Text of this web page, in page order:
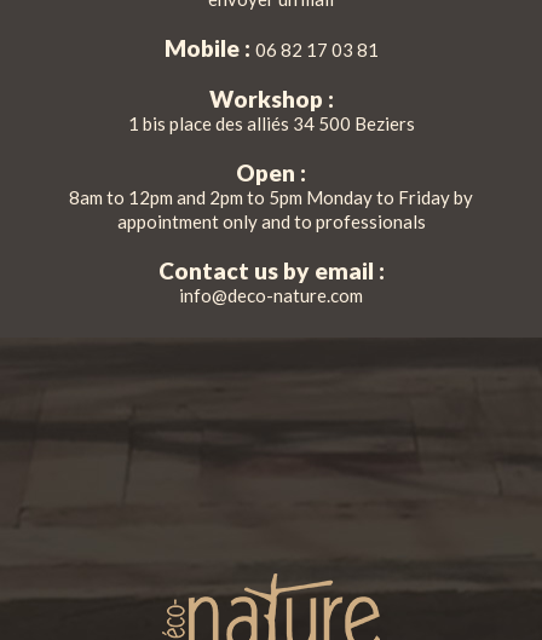
Mobile : 06 82 17 03 81
Workshop :
1 bis place des alliés 34 500 Beziers
Open :
8am to 12pm and 2pm to 5pm Monday to Friday by
appointment only and to professionals
Contact us by email :
info@deco-nature.com